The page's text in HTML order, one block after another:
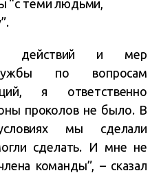
“с теми людьми,
действий и мер
по вопросам
я ответственно
проколов не было. В
мы сделали
сделать. И мне не
команды”, – сказал